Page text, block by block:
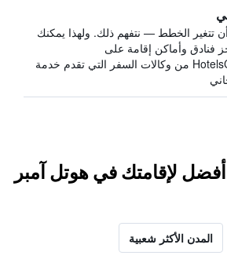
تتغير الخطط — نتفهم ذلك. ولهذا يمكنك
فنادق وأماكن إقامة على
HotelsCombined من وكالات السفر التي تقدم خدمة
أفضل لإقامتك في هوتل آمبر
المدن الأكثر شعبية